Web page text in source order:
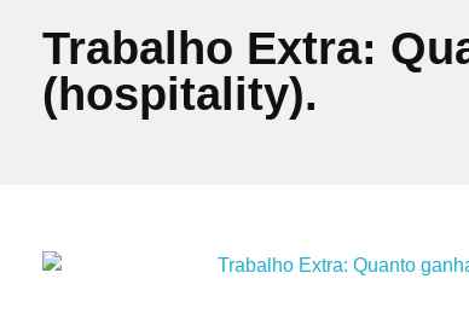
Trabalho Extra:
(hospitality).